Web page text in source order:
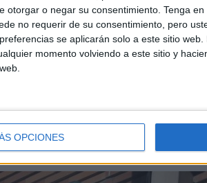
otorgar o negar su consentimiento. Tenga
no requerir de su consentimiento, pero
se aplicarán solo a este sitio
momento volviendo a este sitio y
OPCIONES
, que es todavía más bajo, ya que está
en cada caso, hasta el 30% de los
ejemplo de 60 metros tendría un
cesión de uso u otras formas de
anualmente en función de la